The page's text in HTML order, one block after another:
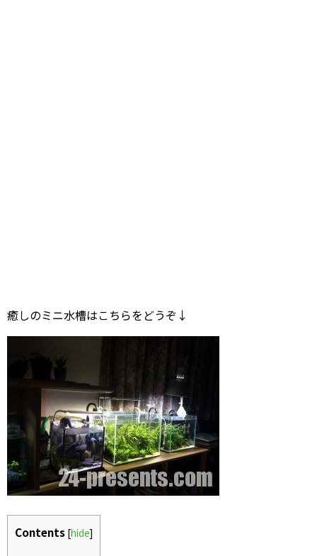
癒しのミニ水槽はこちらをどうぞ↓
Contents [hide]